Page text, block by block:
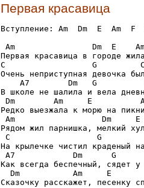
Первая красавица
Вступление: Am  Dm  E  Am
Am                Dm  E
Первая красавица в городе
C                  G         C
Очень неприступная девочка
A7        Dm   G
В школе не шалила и вела
Dm        Am     E          Am
Редко выезжала к морю на
Am                  Dm     E
Рядом жил парнишка, мелкий
C                  G
На крылечке чистил краденый
A7            Dm      G
Как всегда беспечный, сядет у
Dm           Am     E
Сказочку расскажет, песенку